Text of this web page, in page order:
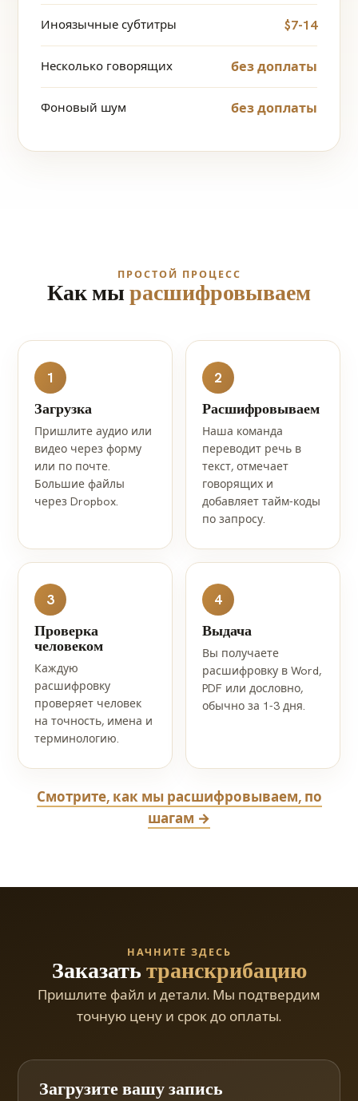
Иноязычные субтитры $7-14
Несколько говорящих без доплаты
Фоновый шум без доплаты
ПРОСТОЙ ПРОЦЕСС
Как мы расшифровываем
1
Загрузка
Пришлите аудио или
видео через форму
или по почте.
Большие файлы
через Dropbox.
2
Расшифровываем
Наша команда
переводит речь в
текст, отмечает
говорящих и
добавляет тайм-коды
по запросу.
3
Проверка
человеком
Каждую
расшифровку
проверяет человек
на точность, имена и
терминологию.
4
Выдача
Вы получаете
расшифровку в Word,
PDF или дословно,
обычно за 1-3 дня.
Смотрите, как мы расшифровываем, по
шагам →
НАЧНИТЕ ЗДЕСЬ
Заказать транскрибацию
Пришлите файл и детали. Мы подтвердим
точную цену и срок до оплаты.
Загрузите вашу запись